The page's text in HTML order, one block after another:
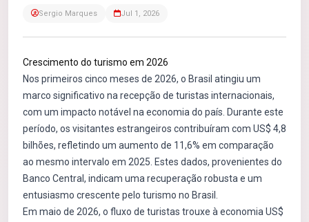
Sergio Marques Jul 1, 2026
Crescimento do turismo em 2026
Nos primeiros cinco meses de 2026, o Brasil atingiu um
marco significativo na recepção de turistas internacionais,
com um impacto notável na economia do país. Durante este
período, os visitantes estrangeiros contribuíram com US$ 4,8
bilhões, refletindo um aumento de 11,6% em comparação
ao mesmo intervalo em 2025. Estes dados, provenientes do
Banco Central, indicam uma recuperação robusta e um
entusiasmo crescente pelo turismo no Brasil.
Em maio de 2026, o fluxo de turistas trouxe à economia US$